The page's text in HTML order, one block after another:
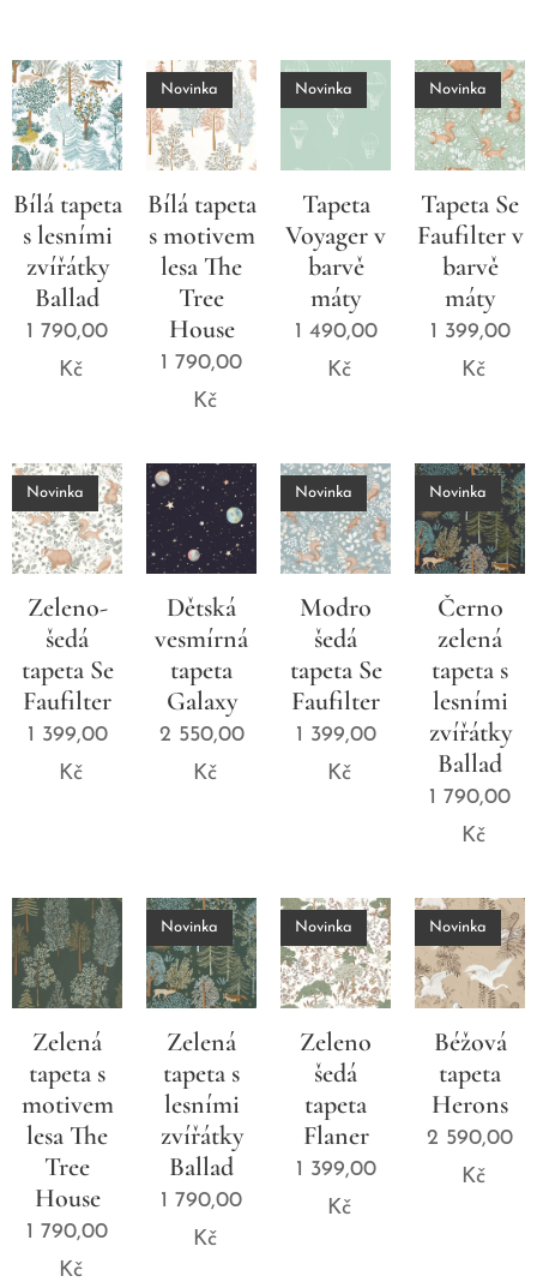
Bílá tapeta
s lesními
zvířátky
Ballad
1 790,00
Kč
Bílá tapeta
s motivem
lesa The
Tree
House
Novinka
1 790,00
Kč
Tapeta
Voyager v
barvě
máty
Novinka
1 490,00
Kč
Tapeta Se
Faufilter v
barvě
máty
Novinka
1 399,00
Kč
Zeleno-
šedá
tapeta Se
Faufilter
Novinka
1 399,00
Kč
Dětská
vesmírná
tapeta
Galaxy
2 550,00
Kč
Modro
šedá
tapeta Se
Faufilter
Novinka
1 399,00
Kč
Černo
zelená
tapeta s
lesními
zvířátky
Ballad
Novinka
1 790,00
Kč
Zelená
tapeta s
motivem
lesa The
Tree
House
1 790,00
Kč
Zelená
tapeta s
lesními
zvířátky
Ballad
Novinka
1 790,00
Kč
Zeleno
šedá
tapeta
Flaner
Novinka
1 399,00
Kč
Béžová
tapeta
Herons
Novinka
2 590,00
Kč